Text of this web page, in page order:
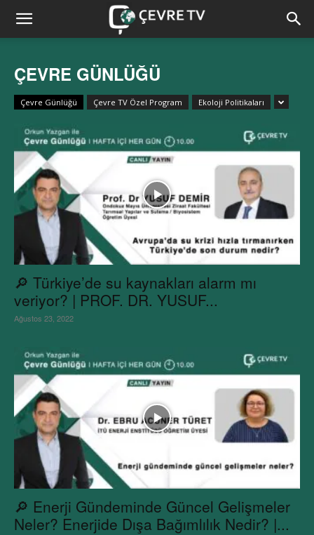
ÇEVRE GÜNLÜĞÜ
Çevre Günlüğü Çevre TV Özel Program Ekoloji Politikaları
🔎 Türkiye’de su kaynakları alarm mı
veriyor? | PROF. DR. YUSUF...
Ağustos 23, 2022
🔎 Enerji Gündeminde Güncel Gelişmeler
Neler? Enerjide Dışa Bağımlılık Nedir? |...